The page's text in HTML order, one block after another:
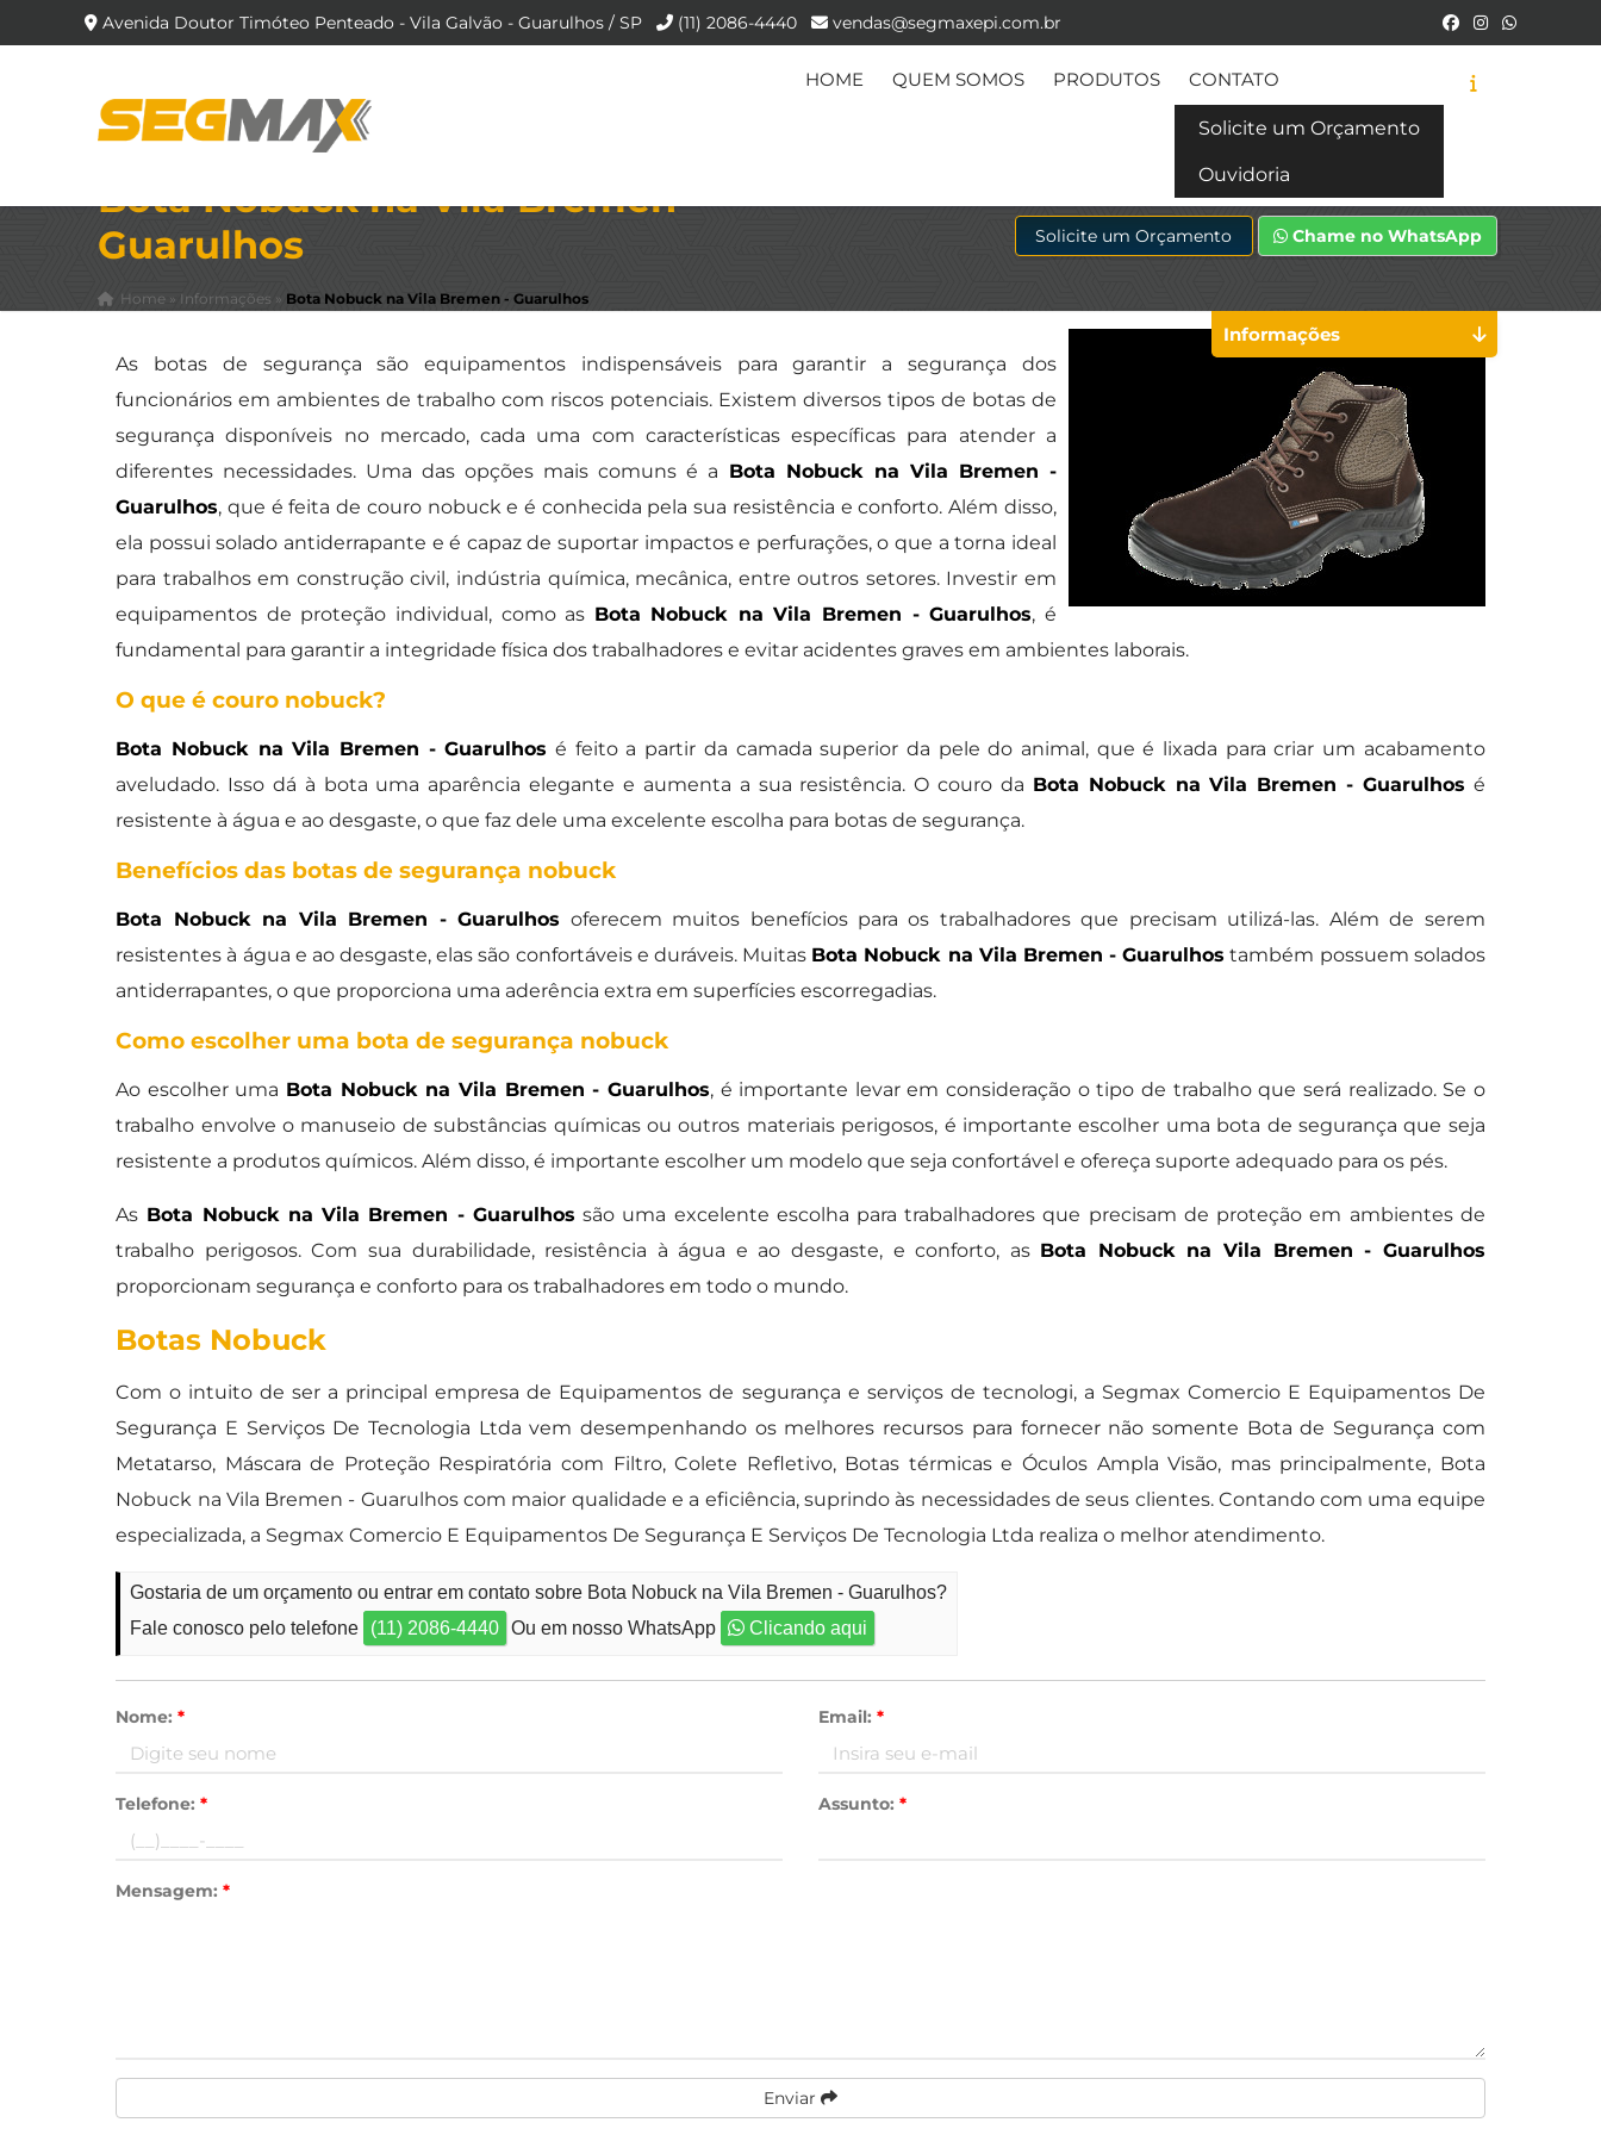
Avenida Doutor Timóteo Penteado - Vila Galvão - Guarulhos / SP (11) 2086-4440 vendas@segmaxepi.com.br
HOME QUEM SOMOS PRODUTOS CONTATO
Solicite um Orçamento
Ouvidoria
Bota Nobuck na Vila Bremen -
Guarulhos
Home » Informações » Bota Nobuck na Vila Bremen - Guarulhos
Solicite um Orçamento Chame no WhatsApp
As botas de segurança são equipamentos indispensáveis para garantir a segurança dos
funcionários em ambientes de trabalho com riscos potenciais. Existem diversos tipos de botas de
segurança disponíveis no mercado, cada uma com características específicas para atender a
diferentes necessidades. Uma das opções mais comuns é a Bota Nobuck na Vila Bremen -
Guarulhos, que é feita de couro nobuck e é conhecida pela sua resistência e conforto. Além disso,
ela possui solado antiderrapante e é capaz de suportar impactos e perfurações, o que a torna ideal
para trabalhos em construção civil, indústria química, mecânica, entre outros setores. Investir em
equipamentos de proteção individual, como as Bota Nobuck na Vila Bremen - Guarulhos, é
fundamental para garantir a integridade física dos trabalhadores e evitar acidentes graves em ambientes laborais.
O que é couro nobuck?
Bota Nobuck na Vila Bremen - Guarulhos é feito a partir da camada superior da pele do animal, que é lixada para criar um acabamento
aveludado. Isso dá à bota uma aparência elegante e aumenta a sua resistência. O couro da Bota Nobuck na Vila Bremen - Guarulhos é
resistente à água e ao desgaste, o que faz dele uma excelente escolha para botas de segurança.
Benefícios das botas de segurança nobuck
Bota Nobuck na Vila Bremen - Guarulhos oferecem muitos benefícios para os trabalhadores que precisam utilizá-las. Além de serem
resistentes à água e ao desgaste, elas são confortáveis e duráveis. Muitas Bota Nobuck na Vila Bremen - Guarulhos também possuem solados
antiderrapantes, o que proporciona uma aderência extra em superfícies escorregadias.
Como escolher uma bota de segurança nobuck
Ao escolher uma Bota Nobuck na Vila Bremen - Guarulhos, é importante levar em consideração o tipo de trabalho que será realizado. Se o
trabalho envolve o manuseio de substâncias químicas ou outros materiais perigosos, é importante escolher uma bota de segurança que seja
resistente a produtos químicos. Além disso, é importante escolher um modelo que seja confortável e ofereça suporte adequado para os pés.
As Bota Nobuck na Vila Bremen - Guarulhos são uma excelente escolha para trabalhadores que precisam de proteção em ambientes de
trabalho perigosos. Com sua durabilidade, resistência à água e ao desgaste, e conforto, as Bota Nobuck na Vila Bremen - Guarulhos
proporcionam segurança e conforto para os trabalhadores em todo o mundo.
Botas Nobuck
Com o intuito de ser a principal empresa de Equipamentos de segurança e serviços de tecnologi, a Segmax Comercio E Equipamentos De
Segurança E Serviços De Tecnologia Ltda vem desempenhando os melhores recursos para fornecer não somente Bota de Segurança com
Metatarso, Máscara de Proteção Respiratória com Filtro, Colete Refletivo, Botas térmicas e Óculos Ampla Visão, mas principalmente, Bota
Nobuck na Vila Bremen - Guarulhos com maior qualidade e a eficiência, suprindo às necessidades de seus clientes. Contando com uma equipe
especializada, a Segmax Comercio E Equipamentos De Segurança E Serviços De Tecnologia Ltda realiza o melhor atendimento.
Gostaria de um orçamento ou entrar em contato sobre Bota Nobuck na Vila Bremen - Guarulhos?
Fale conosco pelo telefone
(11) 2086-4440 Ou em nosso WhatsApp Clicando aqui
Nome:* Email: *
Telefone:* Assunto: *
Mensagem:*
Enviar
Informações